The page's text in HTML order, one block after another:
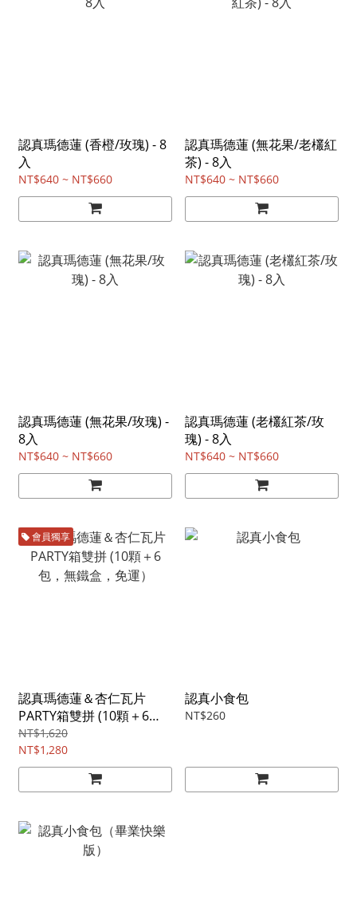
認真瑪德蓮 (香橙/玫瑰) - 8
入
NT$640 ~ NT$660
認真瑪德蓮 (無花果/老欉紅
茶) - 8入
NT$640 ~ NT$660
認真瑪德蓮 (無花果/玫瑰) -
8入
NT$640 ~ NT$660
認真瑪德蓮 (老欉紅茶/玫
瑰) - 8入
NT$640 ~ NT$660
會員獨享
認真瑪德蓮＆杏仁瓦片
PARTY箱雙拼 (10顆＋6
包，無鐵盒，免運）
NT$1,620
NT$1,280
認真小食包
NT$260